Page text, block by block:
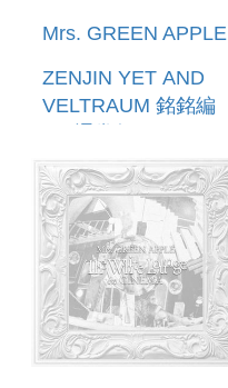
Mrs. GREEN APPLE
ZENJIN YET AND
VELTRAUM 銘銘編
RAY）環球官方進口
(預購至1/22 12:00
止)